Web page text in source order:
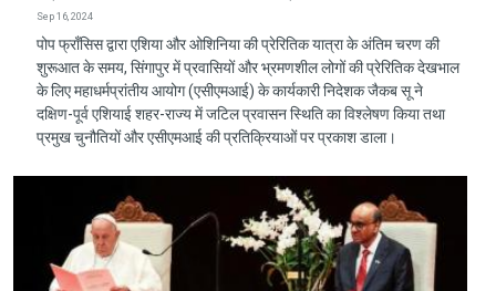
Sep 16, 2024
पोप फ्राँसिस द्वारा एशिया और ओशिनिया की प्रेरितिक यात्रा के अंतिम चरण की
शुरूआत के समय, सिंगापुर में प्रवासियों और भ्रमणशील लोगों की प्रेरितिक देखभाल
के लिए महाधर्मप्रांतीय आयोग (एसीएमआई) के कार्यकारी निदेशक जैकब सू ने
दक्षिण-पूर्व एशियाई शहर-राज्य में जटिल प्रवासन स्थिति का विश्लेषण किया तथा
प्रमुख चुनौतियों और एसीएमआई की प्रतिक्रियाओं पर प्रकाश डाला।